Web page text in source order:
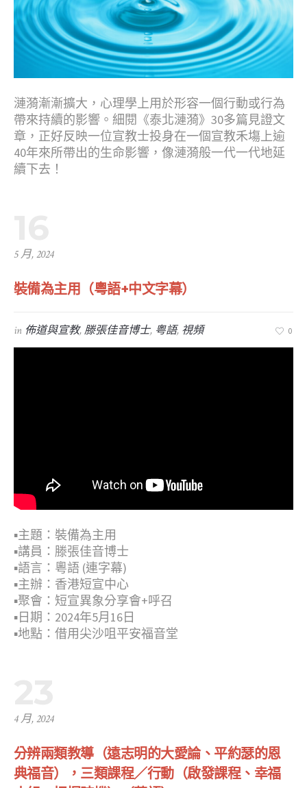
漣漪漸漸擴大，心理學上用於形容一個行動或行為
帶來持續的影響。細閱《泰北漣漪》30多篇見證文
章，正好反映一位宣教士投身在一個宣教禾塲上逾
40年來所帶出的生命影響，像漣漪般一代一代地延
續下去！
5 月, 2024
裝備為主用（粵語+中文字幕）
in 佈道與宣教,滕張佳音博士, 粤語, 視頻 0
▪︎主題：裝備為主用
▪︎講員：滕張佳音博士
▪︎語言：粵語 (連字幕)
▪︎主辦：香港短宣中心
▪︎聚會：短宣異象分享會+呼召
▪︎日期：2024年5月16日
▪︎地點：借用尖沙咀平安福音堂
4 月, 2024
分辨兩​類教導（遠志明的大愛論​、平約瑟的恩
典福音），三​類課程／行​動（啟發課程​、幸福